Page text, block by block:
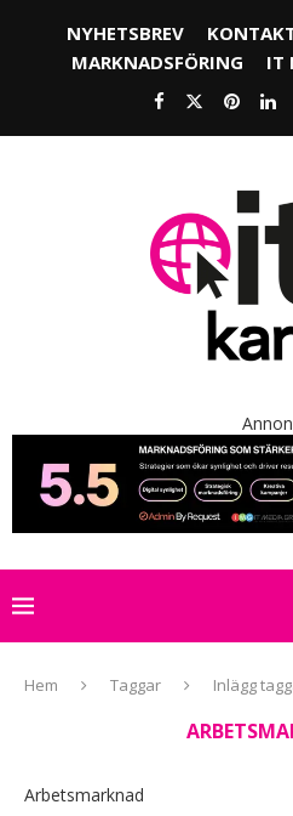
NYHETSBREV
MARKNADSFÖRING
IT
Hem Taggar Inlägg
Arbetsmarknad